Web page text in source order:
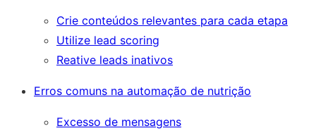
Crie conteúdos relevantes para cada etapa
Utilize lead scoring
Reative leads inativos
Erros comuns na automação de nutrição
Excesso de mensagens